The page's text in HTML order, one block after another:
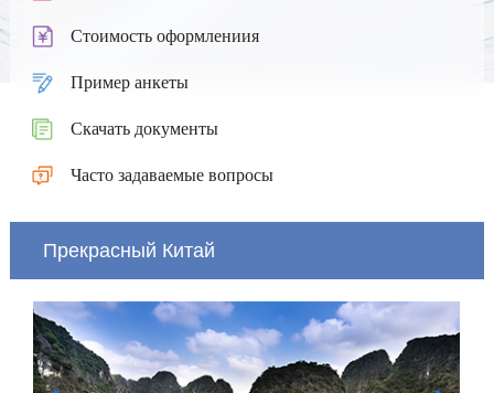
Стоимость оформлениия
Пример анкеты
Скачать документы
Часто задаваемые вопросы
Прекрасный Китай